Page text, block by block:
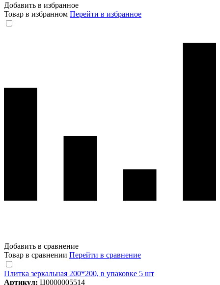
Добавить в избранное
Товар в избранном Перейти в избранное
Добавить в сравнение
Товар в сравнении Перейти в сравнение
Плитка зеркальная 200*200, в упаковке 5 шт
Артикул: Ц0000005514